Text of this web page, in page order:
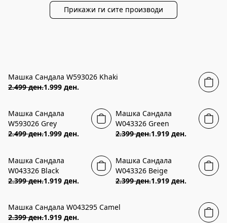
Прикажи ги сите производи
20% ПОПУСТ
Машка Сандала W593026 Khaki
2.499 ден.1.999 ден.
20% ПОПУСТ
Машка Сандала
W593026 Grey
2.499 ден.1.999 ден.
20% ПОПУСТ
Машка Сандала
W043326 Green
2.399 ден.1.919 ден.
20% ПОПУСТ
Машка Сандала
W043326 Black
2.399 ден.1.919 ден.
20% ПОПУСТ
Машка Сандала
W043326 Beige
2.399 ден.1.919 ден.
20% ПОПУСТ
Машка Сандала W043295 Camel
2.399 ден.1.919 ден.